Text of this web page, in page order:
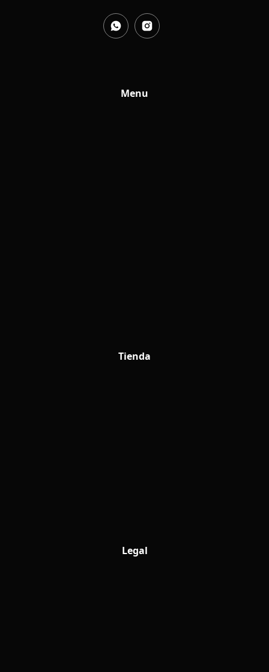
Menu
Tienda
Legal